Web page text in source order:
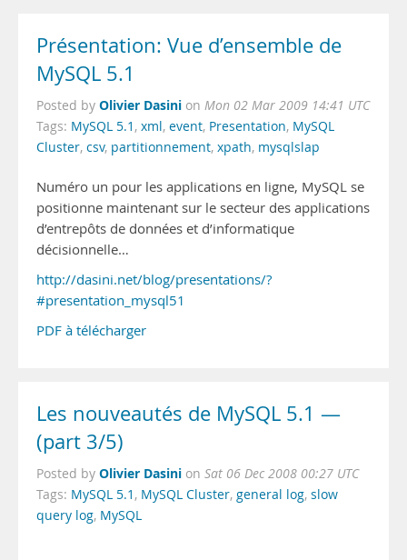
Présentation: Vue d’ensemble de
MySQL 5.1
Posted by Olivier Dasini on Mon 02 Mar 2009 14:41 UTC
Tags: MySQL 5.1 , xml, event, Presentation, MySQL
Cluster, csv, partitionnement, xpath, mysqlslap
Numéro un pour les applications en ligne, MySQL se
positionne maintenant sur le secteur des applications
d’entrepôts de données et d’informatique
décisionnelle…
http://dasini.net/blog/presentations/?
#presentation_mysql51
PDF à télécharger
Les nouveautés de MySQL 5.1 —
(part 3/5)
Posted by Olivier Dasini on Sat 06 Dec 2008 00:27 UTC
Tags: MySQL 5.1 , MySQL Cluster, general log, slow
query log, MySQL